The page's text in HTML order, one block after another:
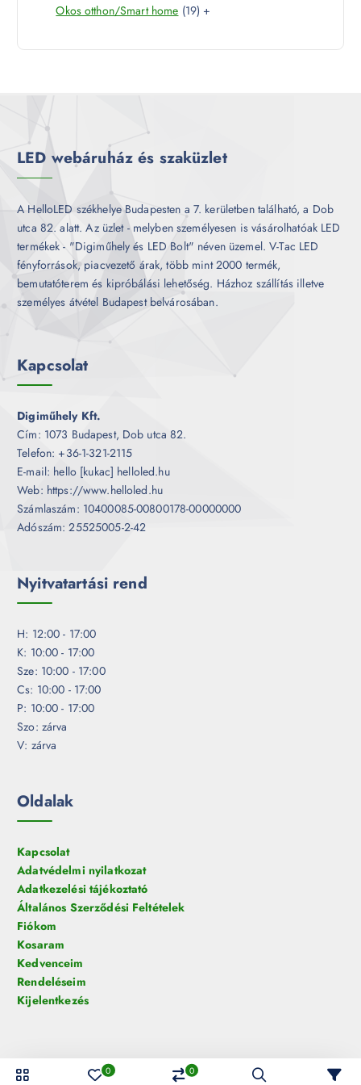
r
é
t
r
Okos otthon/Smart home 191
t
+
LED webáruház és szaküzlet
A HelloLED székhelye Budapesten a 7. kerületben található, a Dob
utca 82. alatt. Az üzlet - melyben személyesen is vásárolhatóak LED
termékek - "Digiműhely és LED Bolt" néven üzemel. V-Tac LED
fényforrások, piacvezető árak, több mint 2000 termék,
bemutatóterem és kipróbálási lehetőség. Házhoz szállítás illetve
személyes átvétel Budapest belvárosában.
Kapcsolat
Digiműhely Kft.
Cím: 1073 Budapest, Dob utca 82.
Telefon: +36-1-321-2115
E-mail: hello [kukac] helloled.hu
Web: https://www.helloled.hu
Számlaszám: 10400085-00800178-00000000
Adószám: 25525005-2-42
Nyitvatartási rend
H: 12:00 - 17:00
K: 10:00 - 17:00
Sze: 10:00 - 17:00
Cs: 10:00 - 17:00
P: 10:00 - 17:00
Szo: zárva
V: zárva
Oldalak
Kapcsolat
Adatvédelmi nyilatkozat
Adatkezelési tájékoztató
Általános Szerződési Feltételek
Fiókom
Kosaram
Kedvenceim
Rendeléseim
Kijelentkezés
0 0